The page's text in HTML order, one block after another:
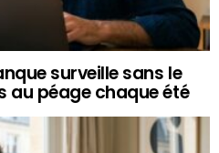
surveille sans le
au péage chaque été